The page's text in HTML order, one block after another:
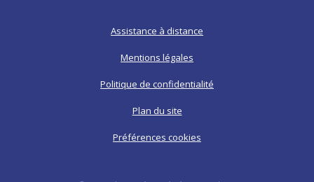
Assistance à distance
Mentions légales
Politique de confidentialité
Plan du site
Préférences cookies